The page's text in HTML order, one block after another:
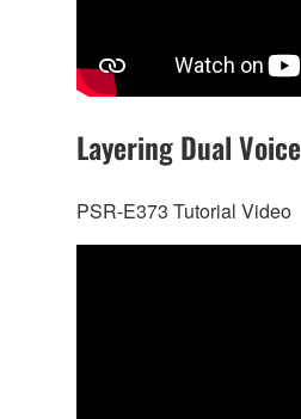
Layering Dual Voice
PSR-E373 Tutorial Video